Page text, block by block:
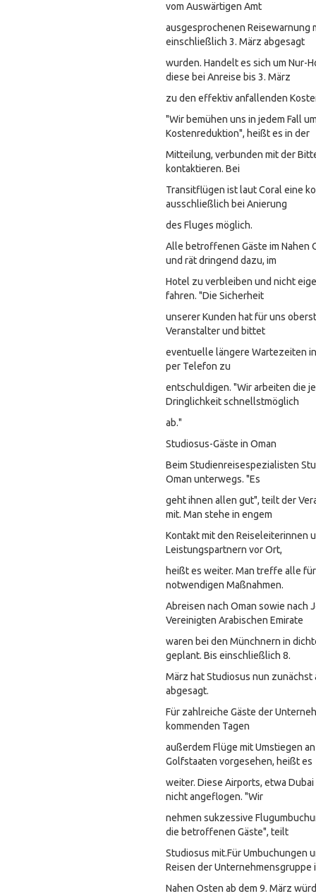
vom Auswärtigen Amt
ausgesprochenen Reisewarnung
einschließlich 3. März abgesagt
wurden. Handelt es sich um Nur-
diese bei Anreise bis 3. März
zu den effektiv anfallenden
"Wir bemühen uns in jedem Fall
Kostenreduktion", heißt es in der
Mitteilung, verbunden mit der
kontaktieren. Bei
Transitflügen ist laut Coral eine
ausschließlich bei Anierung
des Fluges möglich.
Alle betroffenen Gäste im Nahen
und rät dringend dazu, im
Hotel zu verbleiben und nicht
fahren. "Die Sicherheit
unserer Kunden hat für uns
Veranstalter und bittet
eventuelle längere Wartezeiten
per Telefon zu
entschuldigen. "Wir arbeiten die
Dringlichkeit schnellstmöglich
ab."
Studiosus-Gäste in Oman
Beim Studienreisespezialisten
Oman unterwegs. "Es
geht ihnen allen gut", teilt der
mit. Man stehe in engem
Kontakt mit den Reiseleiterinnen
Leistungspartnern vor Ort,
heißt es weiter. Man treffe alle
notwendigen Maßnahmen.
Abreisen nach Oman sowie nach
Vereinigten Arabischen Emirate
waren bei den Münchnern in
geplant. Bis einschließlich 8.
März hat Studiosus nun
abgesagt.
Für zahlreiche Gäste der
kommenden Tagen
außerdem Flüge mit Umstiegen
Golfstaaten vorgesehen, heißt es
weiter. Diese Airports, etwa
nicht angeflogen. "Wir
nehmen sukzessive
die betroffenen Gäste", teilt
Studiosus mit.Für Umbuchungen
Reisen der Unternehmensgruppe
Nahen Osten ab dem 9. März